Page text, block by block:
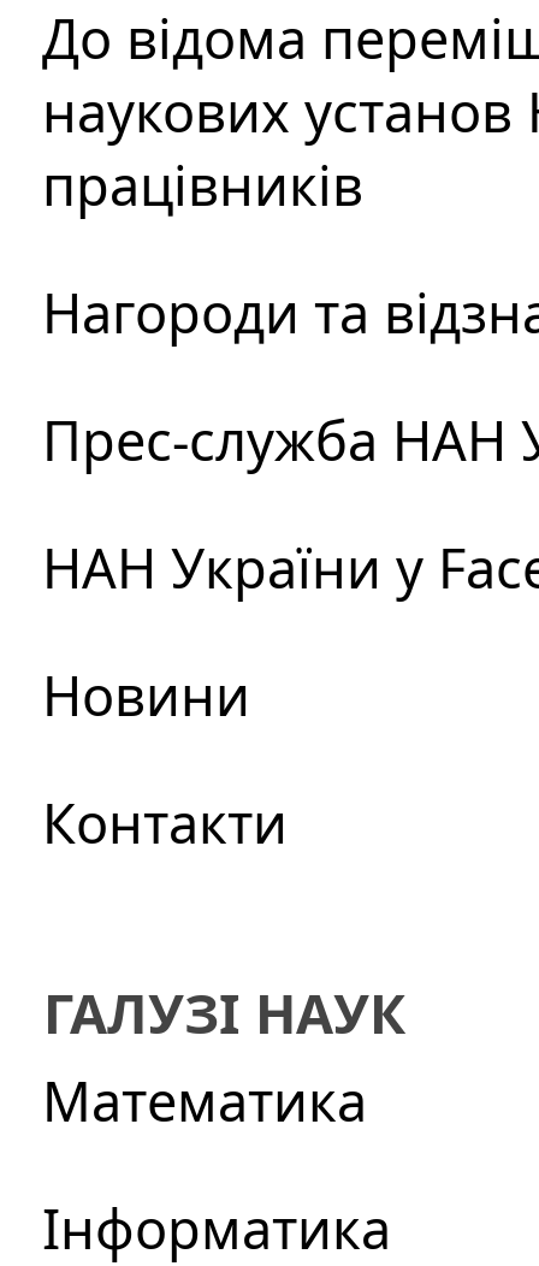
До відома
наукових установ
працівників
Нагороди та
Прес-служба НАН
НАН України у
Новини
Контакти
ГАЛУЗІ НАУК
Математика
Інформатика